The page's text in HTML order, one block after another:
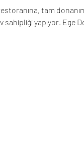
tam
yapıyor. Ege